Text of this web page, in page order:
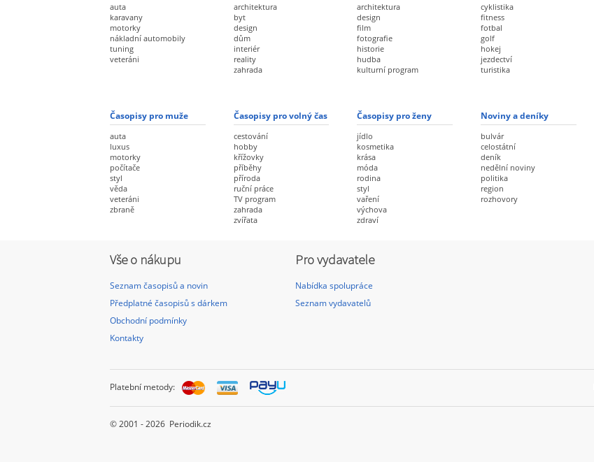
auta
karavany
motorky
nákladní automobily
tuning
veteráni
architektura
byt
design
dům
interiér
reality
zahrada
architektura
design
film
fotografie
historie
hudba
kulturní program
cyklistika
fitness
fotbal
golf
hokej
jezdectví
turistika
Časopisy pro muže
auta
luxus
motorky
počítače
styl
věda
veteráni
zbraně
Časopisy pro volný čas
cestování
hobby
křížovky
příběhy
příroda
ruční práce
TV program
zahrada
zvířata
Časopisy pro ženy
jídlo
kosmetika
krása
móda
rodina
styl
vaření
výchova
zdraví
Noviny a deníky
bulvár
celostátní
deník
nedělní noviny
politika
region
rozhovory
Vše o nákupu
Seznam časopisů a novin
Předplatné časopisů s dárkem
Obchodní podmínky
Kontakty
Pro vydavatele
Nabídka spolupráce
Seznam vydavatelů
Platební metody:
© 2001 - 2026 Periodik.cz